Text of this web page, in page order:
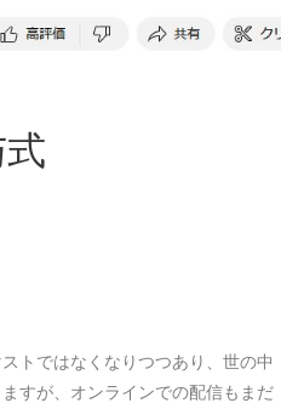
トではなくなりつつあり、世の中
すが、オンラインでの配信もまだ